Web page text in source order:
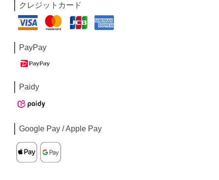
クレジットカード
PayPay
Paidy
Google Pay / Apple Pay